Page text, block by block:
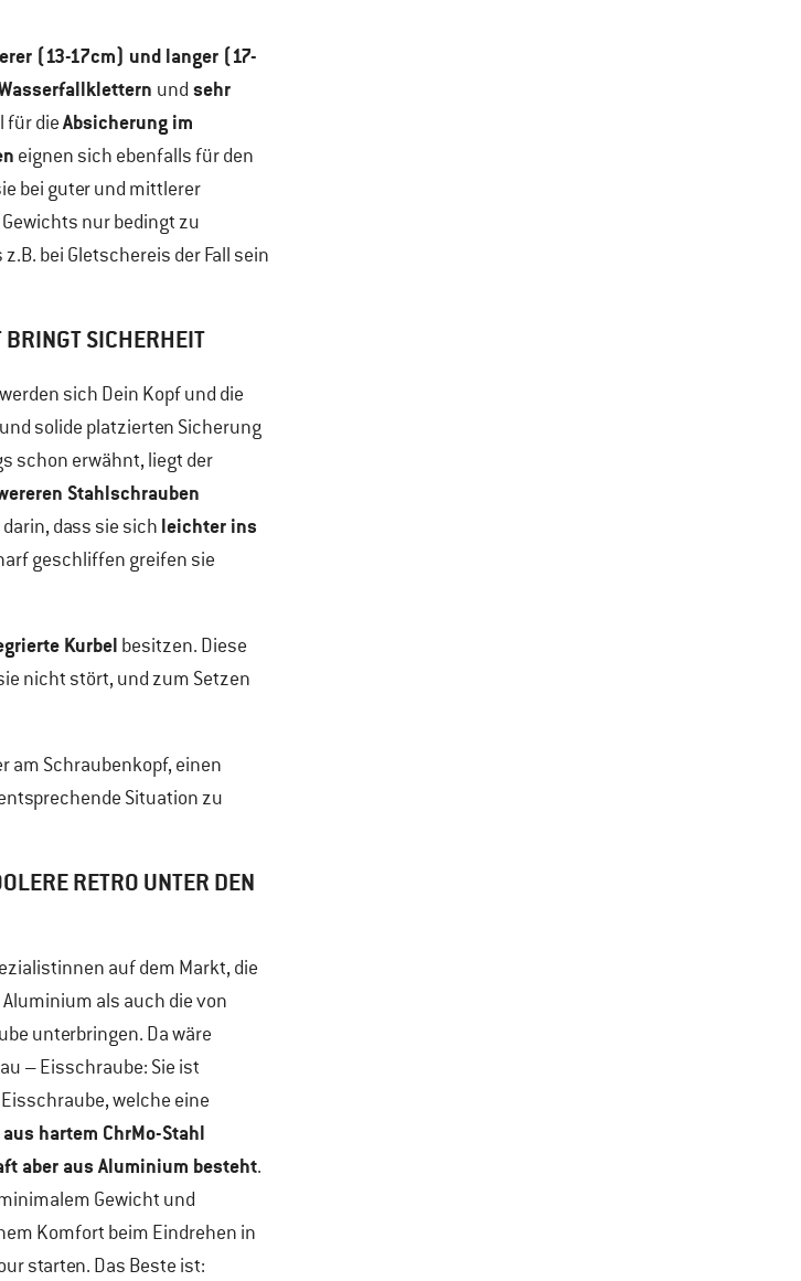
(13-17cm) und langer (17-
und sehr
für dieAbsicherung im
eignen sich ebenfalls für den
bei guter und mittlerer
nur bedingt zu
bei Gletschereis der Fall sein
SICHERHEIT
sich Dein Kopf und die
solide platzierten Sicherung
schon erwähnt, liegt der
Stahlschrauben
darin, dass sie sich leichter ins
geschliffen greifen sie
Kurbel besitzen. Diese
nicht stört, und zum Setzen
am Schraubenkopf, einen
Situation zu
RETRO UNTER DEN
auf dem Markt, die
als auch die von
unterbringen. Da wäre
– Eisschraube: Sie ist
welche eine
hartem ChrMo-Stahl
aber aus Aluminium besteht.
Gewicht und
Komfort beim Eindrehen in
starten. Das Beste ist: